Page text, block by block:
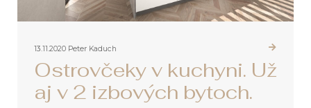
13.11.2020 Peter Kaduch
Ostrovčeky v kuchyni. Už
aj v 2 izbových bytoch.